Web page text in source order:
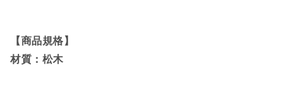
【商品規格】
材質：松木